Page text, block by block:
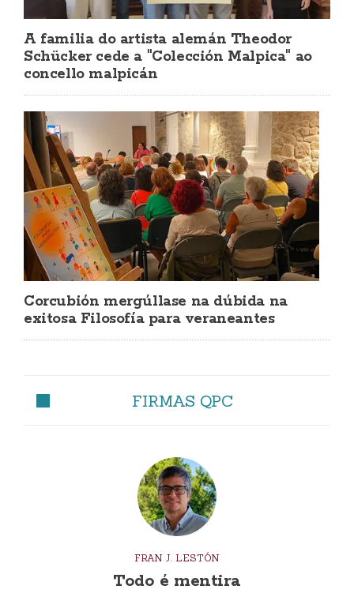
A familia do artista alemán Theodor
Schücker cede a "Colección Malpica" ao
concello malpicán
Corcubión mergúllase na dúbida na
exitosa Filosofía para veraneantes
FIRMAS QPC
FRAN J. LESTÓN
Todo é mentira